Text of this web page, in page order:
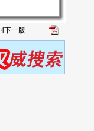
4下一版